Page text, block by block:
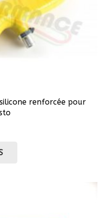
renforcée pour